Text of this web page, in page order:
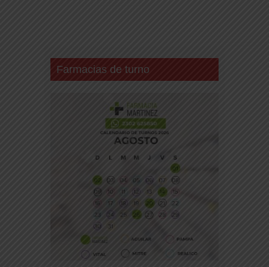
Farmacias de turno